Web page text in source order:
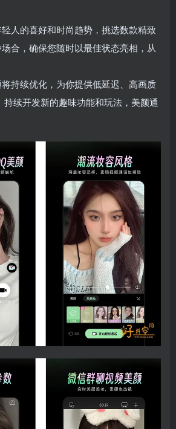
轻人的喜好和时尚趋势，挑选数款精致
合，确保您随时以最佳状态亮相，从
将持续优化，为你提供低延迟、高画质
持续开发新的趣味功能和玩法，美颜通